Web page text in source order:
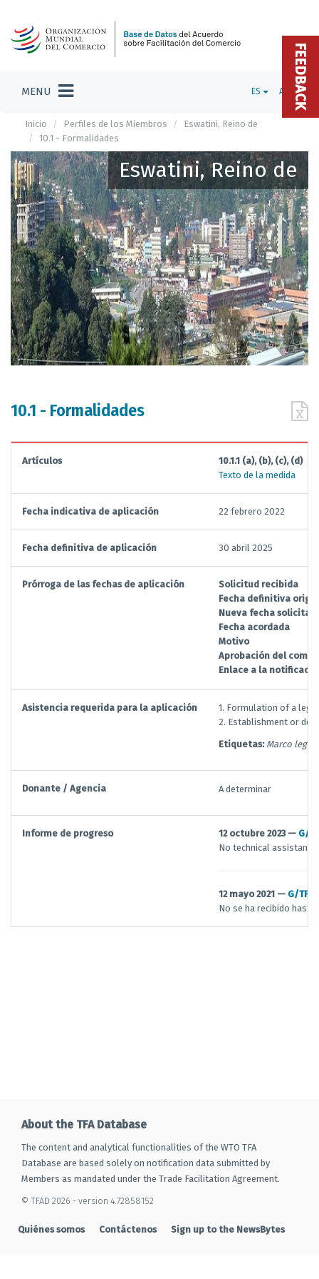
MENU ES ADMIN
Inicio Perfiles de los Miembros
Eswatini, Reino de
10.1 - Formalidades
Eswatini, Reino de
10.1 - Formalidades
Artículos
10.1.1 (a), (b), (c), (d)
Texto de la medida
Fecha indicativa de aplicación 22 febrero 2022
Fecha definitiva de aplicación 30 abril 2025
Prórroga de las fechas de aplicación
Solicitud recibida
Fecha definitiva
Nueva fecha
Fecha acordada
Motivo
Aprobación del
Enlace a la
Asistencia requerida para la aplicación
1. Formulation of a
2. Establishment or
Etiquetas: Marco
Donante / Agencia A determinar
Informe de progreso 12 octubre 2023 — G/
No technical
12 mayo 2021 — G/
No se ha recibido hasta
About the TFA Database
The content and analytical functionalities of the WTO TFA
Database are based solely on notification data submitted by
Members as mandated under the Trade Facilitation Agreement.
© TFAD 2026 - version 4.72858152
Quiénes somos Contáctenos Sign up to the NewsBytes
FEEDBACK